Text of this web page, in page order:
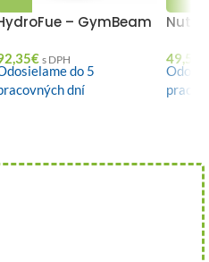
– GymBeam
€ s DPH
do 5
dní
49,56